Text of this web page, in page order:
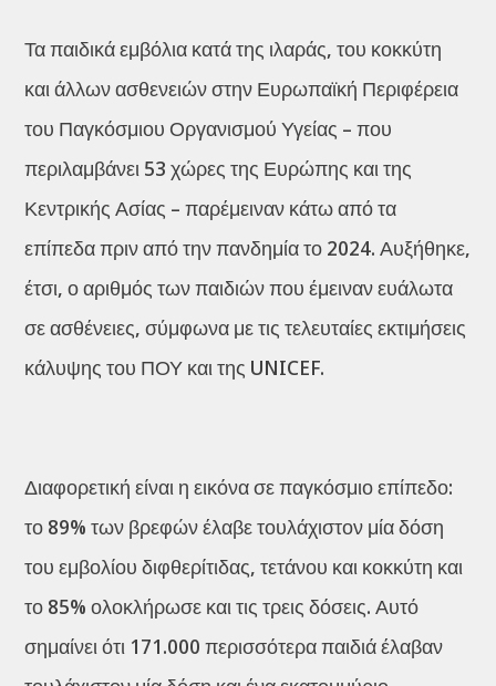
Τα παιδικά εμβόλια κατά της ιλαράς, του κοκκύτη
και άλλων ασθενειών στην Ευρωπαϊκή Περιφέρεια
του Παγκόσμιου Οργανισμού Υγείας – που
περιλαμβάνει 53 χώρες της Ευρώπης και της
Κεντρικής Ασίας – παρέμειναν κάτω από τα
επίπεδα πριν από την πανδημία το 2024. Αυξήθηκε,
έτσι, ο αριθμός των παιδιών που έμειναν ευάλωτα
σε ασθένειες, σύμφωνα με τις τελευταίες εκτιμήσεις
κάλυψης του ΠΟΥ και της UNICEF.
Διαφορετική είναι η εικόνα σε παγκόσμιο επίπεδο:
το 89% των βρεφών έλαβε τουλάχιστον μία δόση
του εμβολίου διφθερίτιδας, τετάνου και κοκκύτη και
το 85% ολοκλήρωσε και τις τρεις δόσεις. Αυτό
σημαίνει ότι 171.000 περισσότερα παιδιά έλαβαν